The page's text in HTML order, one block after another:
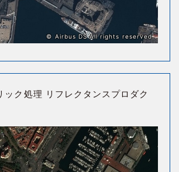
© Airbus DS All rights reserved
ック処理 リフレクタンスプロダク